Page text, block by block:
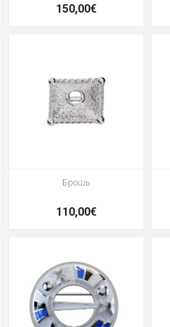
150,00€
Брошь
110,00€